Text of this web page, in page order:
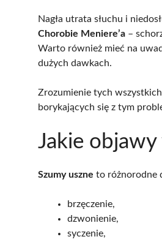
Nagła utrata słuchu i
Chorobie Meniere’a –
Warto również mieć na
dużych dawkach.
Zrozumienie tych
borykających się z tym
Jakie objawy
Szumy uszne to różnorodne
brzęczenie,
dzwonienie,
syczenie,